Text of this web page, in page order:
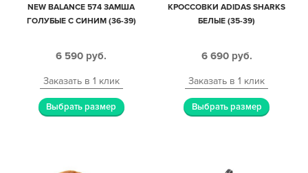
NEW BALANCE 574 ЗАМША
ГОЛУБЫЕ С СИНИМ (36-39)
6 590 руб.
Заказать в 1 клик
Выбрать размер
КРОССОВКИ ADIDAS SHARKS
БЕЛЫЕ (35-39)
6 690 руб.
Заказать в 1 клик
Выбрать размер